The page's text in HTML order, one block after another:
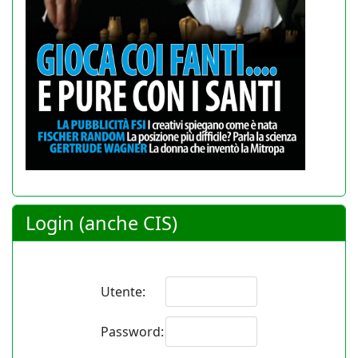
Login (anche CIS)
Utente:
Password: